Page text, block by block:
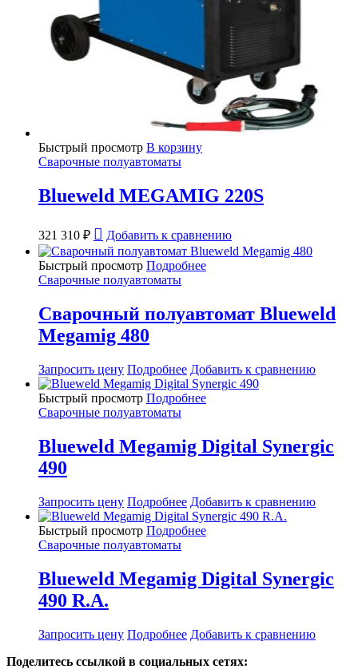
Быстрый просмотр В корзину
Сварочные полуавтоматы
Blueweld MEGAMIG 220S
321 310 ₽ Добавить к сравнению
Быстрый просмотр Подробнее
Сварочные полуавтоматы
Сварочный полуавтомат Blueweld
Megamig 480
Запросить цену Подробнее Добавить к сравнению
Быстрый просмотр Подробнее
Сварочные полуавтоматы
Blueweld Megamig Digital Synergic
490
Запросить цену Подробнее Добавить к сравнению
Быстрый просмотр Подробнее
Сварочные полуавтоматы
Blueweld Megamig Digital Synergic
490 R.A.
Запросить цену Подробнее Добавить к сравнению
Поделитесь ссылкой в социальных сетях: